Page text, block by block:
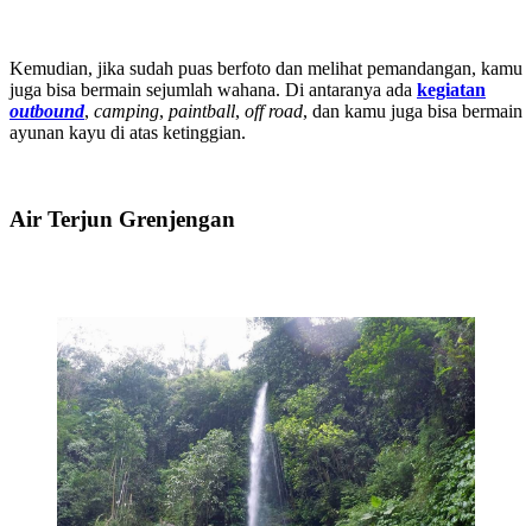
Kemudian, jika sudah puas berfoto dan melihat pemandangan, kamu
juga bisa bermain sejumlah wahana. Di antaranya ada kegiatan
outbound, camping, paintball, off road, dan kamu juga bisa bermain
ayunan kayu di atas ketinggian.
Air Terjun Grenjengan